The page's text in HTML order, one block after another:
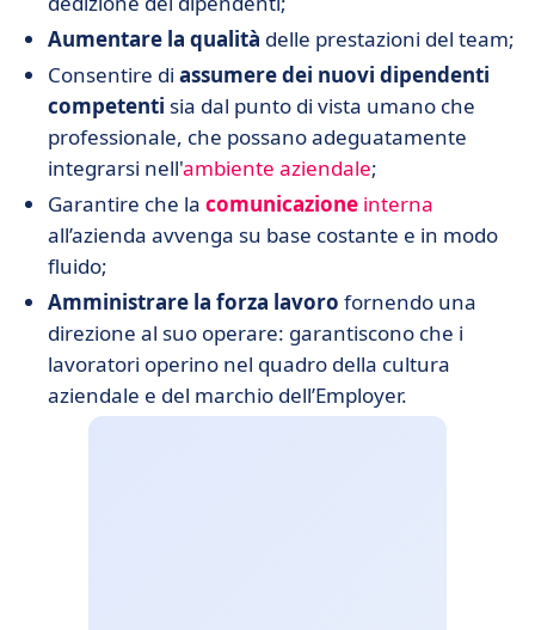
Aumentare la qualità delle prestazioni del team;
Consentire di assumere dei nuovi dipendenti
competenti sia dal punto di vista umano che
professionale, che possano adeguatamente
integrarsi nell'ambiente aziendale;
Garantire che la comunicazione interna
all’azienda avvenga su base costante e in modo
fluido;
Amministrare la forza lavoro fornendo una
direzione al suo operare: garantiscono che i
lavoratori operino nel quadro della cultura
aziendale e del marchio dell’Employer.